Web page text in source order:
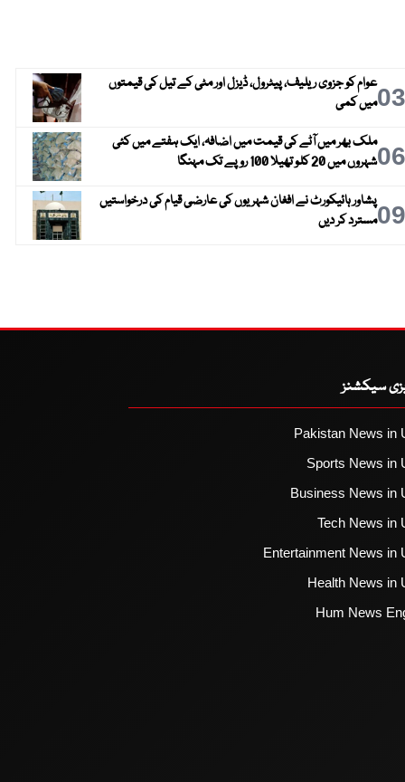
03عوام کو جزوی ریلیف، پیٹرول، ڈیزل اور مٹی کے تیل کی قیمتوں
میں کمی
06ملک بھر میں آٹے کی قیمت میں اضافہ، ایک ہفتے میں کئی
شہروں میں 20 کلو تھیلا 100 روپے تک مہنگا
09پشاور ہائیکورٹ نے افغان شہریوں کی عارضی قیام کی درخواستیں
مسترد کر دیں
سیکشنز
Pakistan News in
Sports News in
Business News in
Tech News in
Entertainment News in
Health News in
Hum News